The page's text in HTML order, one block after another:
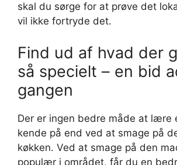
skal du sørge for at prøve det
vil ikke fortryde det.
Find ud af hvad der
så specielt – en bid
gangen
Der er ingen bedre måde at lære
kende på end ved at smage på
køkken. Ved at smage på den
populær i området, får du en